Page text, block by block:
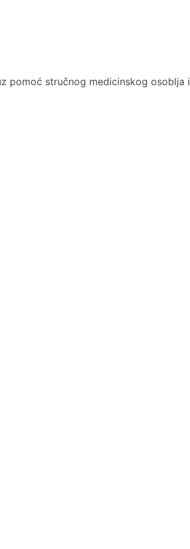
pomoć stručnog medicinskog osoblja i